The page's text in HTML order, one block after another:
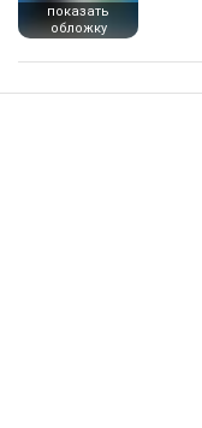
показать
обложку